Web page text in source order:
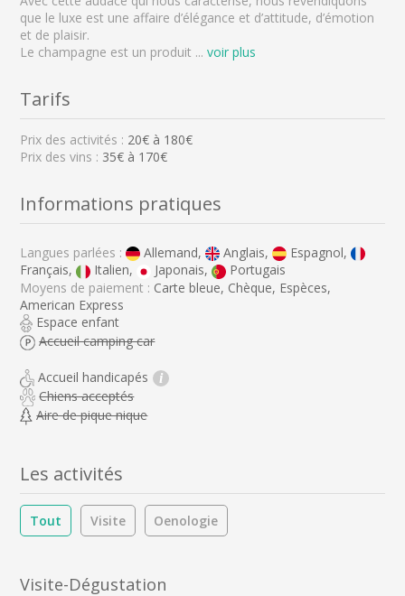
que le luxe est une affaire d’élégance et d’attitude, d’émotion
et de plaisir.
Le champagne est un produit ... voir plus
Tarifs
Prix des activités : 20€ à 180€
Prix des vins : 35€ à 170€
Informations pratiques
Langues parlées : Allemand, Anglais,
Espagnol,
Français,
Italien, Japonais,
Portugais
Moyens de paiement : Carte bleue, Chèque, Espèces,
American Express
Espace enfant
Accueil camping car
Accueil handicapés i
Chiens acceptés
Aire de pique nique
Les activités
Tout Visite Oenologie
Visite-Dégustation